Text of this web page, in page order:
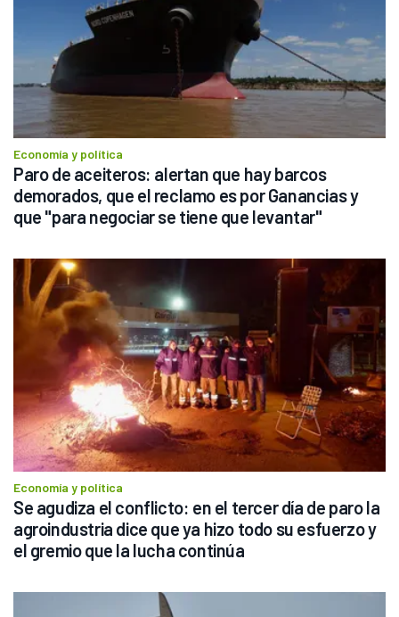
Economía y política
Paro de aceiteros: alertan que hay barcos
demorados, que el reclamo es por Ganancias y
que "para negociar se tiene que levantar"
Economía y política
Se agudiza el conflicto: en el tercer día de paro la
agroindustria dice que ya hizo todo su esfuerzo y
el gremio que la lucha continúa